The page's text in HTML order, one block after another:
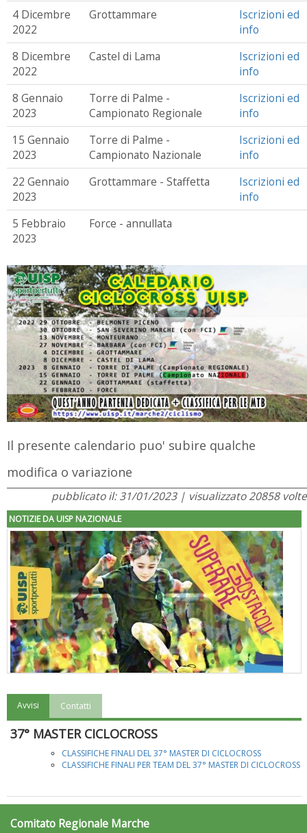
4 Dicembre
2022
Grottammare
Iscrizioni ed
info
8 Dicembre
2022
Castel di Lama
Iscrizioni ed
info
8 Gennaio
2023
Torre di Palme -
Campionato Regionale
Iscrizioni ed
info
15 Gennaio
2023
Torre di Palme -
Campionato Nazionale
Iscrizioni ed
info
22 Gennaio
2023
Grottammare - Staffetta
Iscrizioni ed
info
5 Febbraio
2023
Force - annullata
Il presente calendario puo' subire qualche
modifica o variazione
pubblicato il: 31/01/2023 | visualizzato 20858 volte
NOTIZIE DA UISP NAZIONALE
"Superare gli ostacoli": la relazione di Tiziano Pesce al CN Uisp
Avvisi Contatti
37° MASTER CICLOCROSS
CLASSIFICHE FINALI DEL 37° MASTER DI CICLOCROSS
CLASSIFICHE FINALI PER TEAM DEL 37° MASTER DI CICLOCROSS
Comitato Regionale Marche